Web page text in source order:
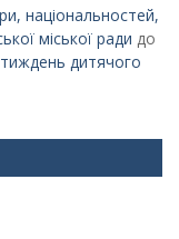
національностей,
міської ради до
дитячого